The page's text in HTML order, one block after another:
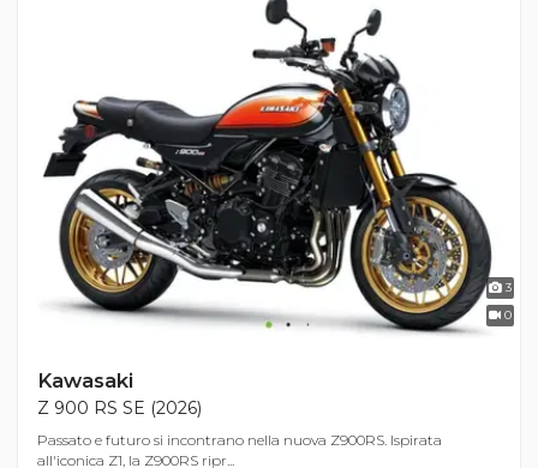
3
0
Kawasaki
Z 900 RS SE (2026)
Passato e futuro si incontrano nella nuova Z900RS. Ispirata
all'iconica Z1, la Z900RS ripr...